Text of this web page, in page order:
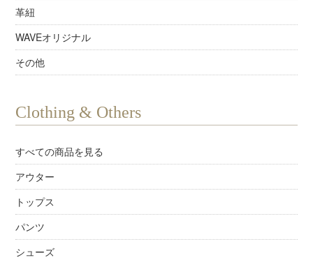
革紐
WAVEオリジナル
その他
Clothing & Others
すべての商品を見る
アウター
トップス
パンツ
シューズ